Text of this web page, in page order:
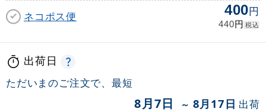
ネコポス便 400円
440円 税込
出荷日
ただいまのご注文で、最短
8月7日 ～ 8月17日 出荷